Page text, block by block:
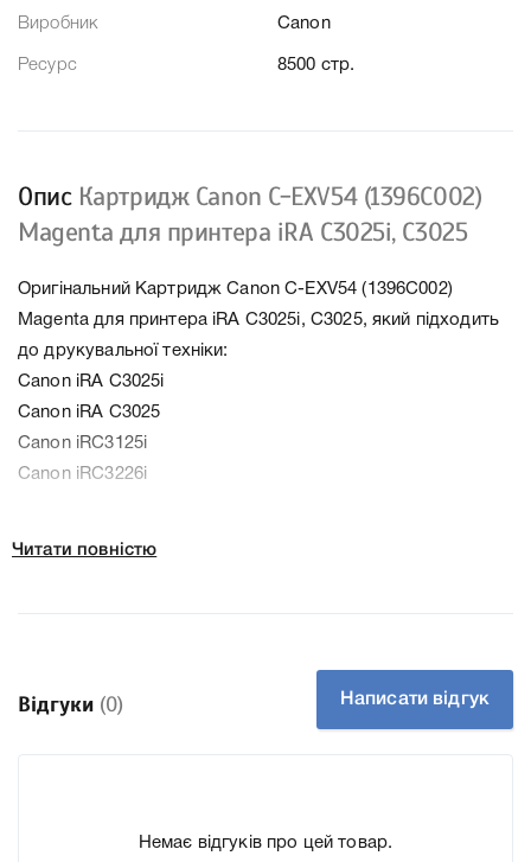
Виробник Canon
Ресурс 8500 стр.
Опис Картридж Canon C-EXV54 (1396C002)
Magenta для принтера iRA C3025i, C3025
Оригінальний Картридж Canon C-EXV54 (1396C002)
Magenta для принтера iRA C3025i, C3025, який підходить
до друкувальної техніки:
Canon iRA C3025i
Canon iRA C3025
Canon iRC3125i
Canon iRC3226i
Производитель Canon
До Картридж Canon C-EXV54 (1396C002) Magenta для
підходить Картридж Canon C-EXV54 (1396C002) Magenta
Читати повністю
Відгуки (0) Написати відгук
Немає відгуків про цей товар.